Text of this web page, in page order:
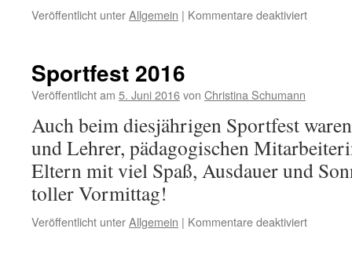
Veröffentlicht unterAllgemein | Kommentare deaktiviertfür
Sportfest 2016
Veröffentlicht am 5. Juni 2016von Christina Schumann
Auch beim diesjährigen Sportfest
und Lehrer, pädagogischen
Eltern mit viel Spaß, Ausdauer und
toller Vormittag!
Veröffentlicht unterAllgemein | Kommentare deaktiviertfür